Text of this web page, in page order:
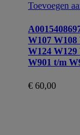
Toevoegen
W107 W108
W124 W129
W901 t/m
€ 60,00